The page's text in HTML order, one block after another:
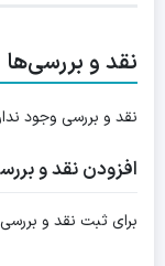
نقد و بررسی‌ها
نقد و بررسی وجود
افزودن نقد و
برای ثبت نقد و بررسی